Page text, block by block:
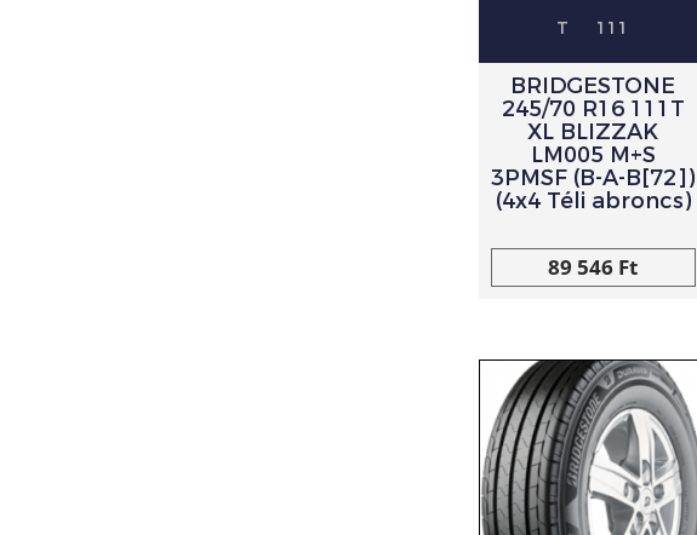
T 111
BRIDGESTONE
245/70 R16 111T
XL BLIZZAK
LM005 M+S
3PMSF (B-A-B[72])
(4x4 Téli abroncs)
89 546 Ft